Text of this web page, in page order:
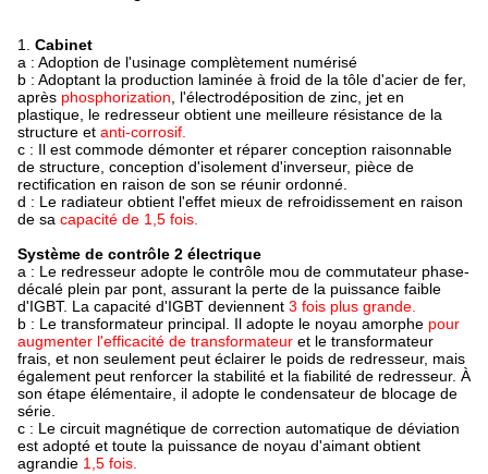
1. Cabinet
a : Adoption de l'usinage complètement numérisé
b : Adoptant la production laminée à froid de la tôle d'acier de fer,
après phosphorization, l'électrodéposition de zinc, jet en
plastique, le redresseur obtient une meilleure résistance de la
structure et anti-corrosif.
c : Il est commode démonter et réparer conception raisonnable
de structure, conception d'isolement d'inverseur, pièce de
rectification en raison de son se réunir ordonné.
d : Le radiateur obtient l'effet mieux de refroidissement en raison
de sa capacité de 1,5 fois.
Système de contrôle 2 électrique
a : Le redresseur adopte le contrôle mou de commutateur phase-
décalé plein par pont, assurant la perte de la puissance faible
d'IGBT. La capacité d'IGBT deviennent 3 fois plus grande.
b : Le transformateur principal. Il adopte le noyau amorphe pour
augmenter l'efficacité de transformateur et le transformateur
frais, et non seulement peut éclairer le poids de redresseur, mais
également peut renforcer la stabilité et la fiabilité de redresseur. À
son étape élémentaire, il adopte le condensateur de blocage de
série.
c : Le circuit magnétique de correction automatique de déviation
est adopté et toute la puissance de noyau d'aimant obtient
agrandie 1,5 fois.